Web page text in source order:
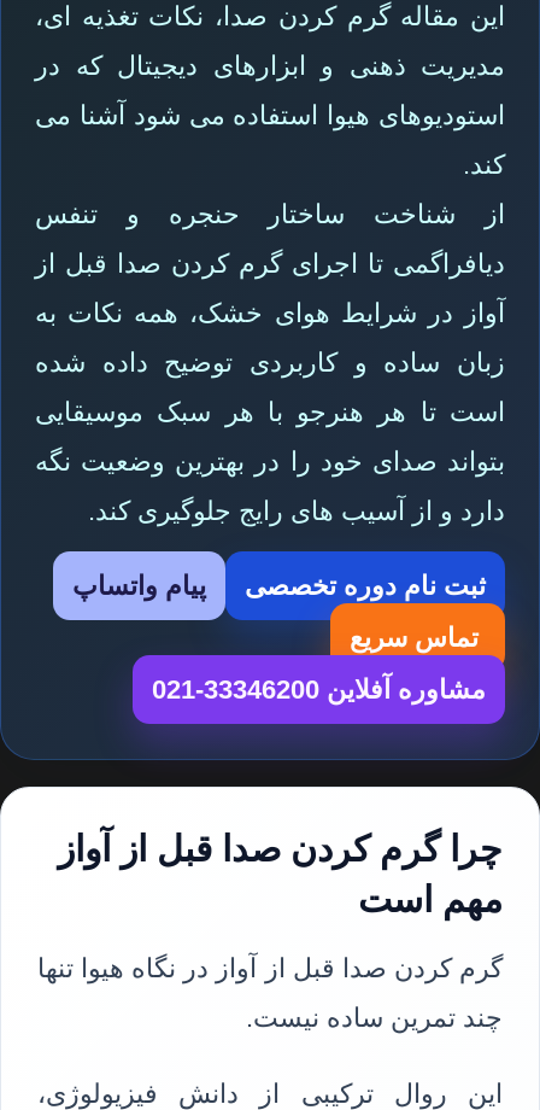
این مقاله گرم کردن صدا، نکات تغذیه ای،
مدیریت ذهنی و ابزارهای دیجیتال که در
استودیوهای هیوا استفاده می شود آشنا می
کند.
از شناخت ساختار حنجره و تنفس
دیافراگمی تا اجرای گرم کردن صدا قبل از
آواز در شرایط هوای خشک، همه نکات به
زبان ساده و کاربردی توضیح داده شده
است تا هر هنرجو با هر سبک موسیقایی
بتواند صدای خود را در بهترین وضعیت نگه
دارد و از آسیب های رایج جلوگیری کند.
ثبت نام دوره تخصصی
پیام واتساپ
تماس سریع
مشاوره آفلاین 33346200-021
چرا گرم کردن صدا قبل از آواز
مهم است
گرم کردن صدا قبل از آواز در نگاه هیوا تنها
چند تمرین ساده نیست.
این روال ترکیبی از دانش فیزیولوژی،